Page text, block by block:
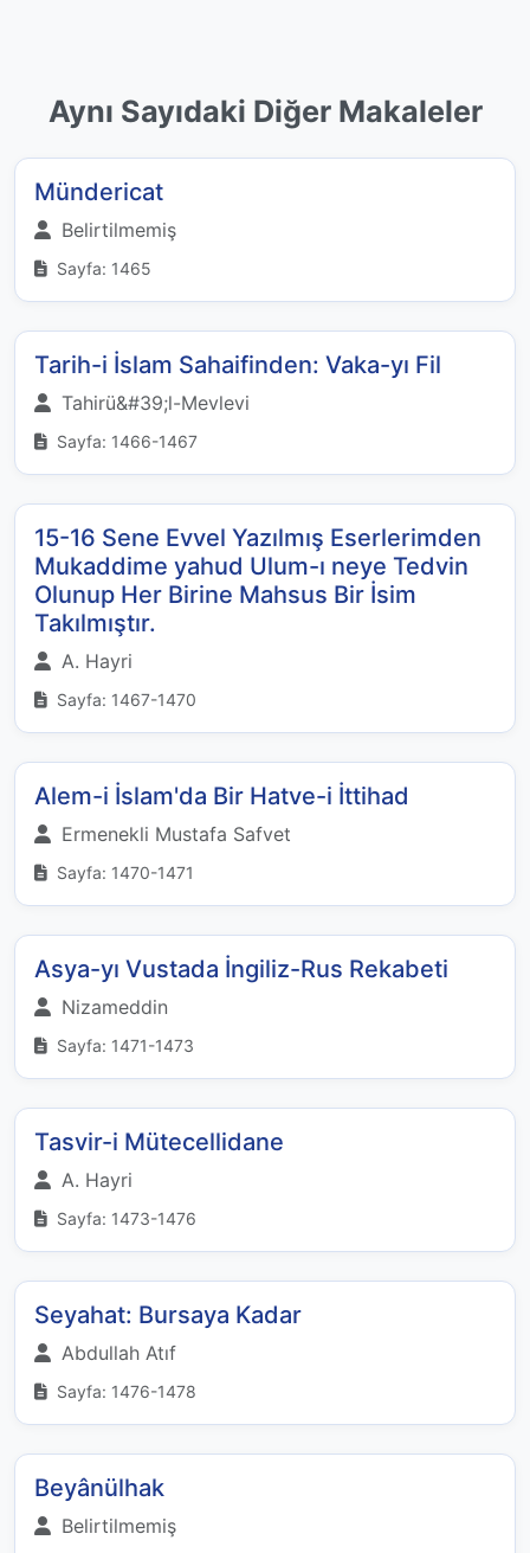
Aynı Sayıdaki Diğer Makaleler
Mündericat
Belirtilmemiş
Sayfa: 1465
Tarih-i İslam Sahaifinden: Vaka-yı Fil
Tahirü&#39;l-Mevlevi
Sayfa: 1466-1467
15-16 Sene Evvel Yazılmış Eserlerimden
Mukaddime yahud Ulum-ı neye Tedvin
Olunup Her Birine Mahsus Bir İsim
Takılmıştır.
A. Hayri
Sayfa: 1467-1470
Alem-i İslam'da Bir Hatve-i İttihad
Ermenekli Mustafa Safvet
Sayfa: 1470-1471
Asya-yı Vustada İngiliz-Rus Rekabeti
Nizameddin
Sayfa: 1471-1473
Tasvir-i Mütecellidane
A. Hayri
Sayfa: 1473-1476
Seyahat: Bursaya Kadar
Abdullah Atıf
Sayfa: 1476-1478
Beyânülhak
Belirtilmemiş